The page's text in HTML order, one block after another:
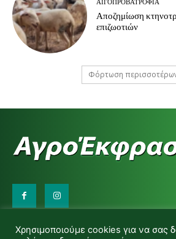
ΑΙΓΟΠΡΟΒΑΤΡΟΦΊΑ
Αποζημίωση
επιζωοτιών
Φόρτωση
d.makas@yahoo.gr
Χρησιμοποιούμε cookies για να σας